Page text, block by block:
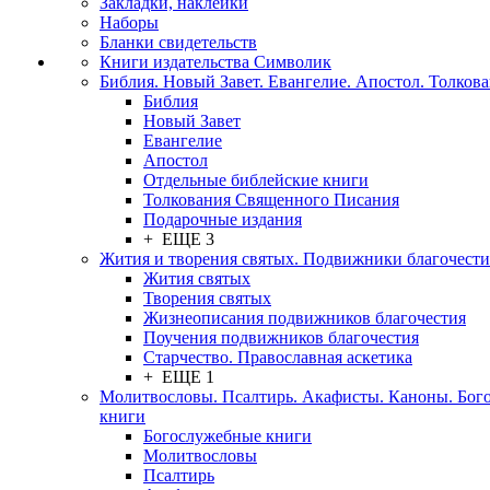
Наборы
Бланки свидетельств
Книги издательства Символик
Библия. Новый Завет. Евангелие. Апостол.
Библия
Новый Завет
Евангелие
Апостол
Отдельные библейские книги
Толкования Священного Писания
Подарочные издания
+ ЕЩЕ 3
Жития и творения святых. Подвижники
Жития святых
Творения святых
Жизнеописания подвижников благочестия
Поучения подвижников благочестия
Старчество. Православная аскетика
+ ЕЩЕ 1
Молитвословы. Псалтирь. Акафисты. Каноны.
книги
Богослужебные книги
Молитвословы
Псалтирь